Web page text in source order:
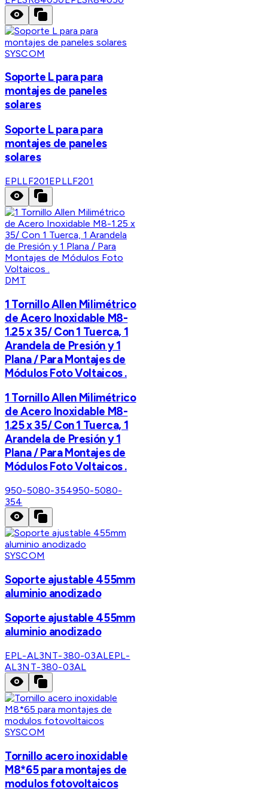
SYSCOM
Soporte L para para
montajes de paneles
solares
Soporte L para para
montajes de paneles
solares
EPLLF201EPLLF201
DMT
1 Tornillo Allen Milimétrico
de Acero Inoxidable M8-
1.25 x 35/ Con 1 Tuerca, 1
Arandela de Presión y 1
Plana / Para Montajes de
Módulos Foto Voltaicos .
1 Tornillo Allen Milimétrico
de Acero Inoxidable M8-
1.25 x 35/ Con 1 Tuerca, 1
Arandela de Presión y 1
Plana / Para Montajes de
Módulos Foto Voltaicos .
950-5080-354950-5080-
354
SYSCOM
Soporte ajustable 455mm
aluminio anodizado
Soporte ajustable 455mm
aluminio anodizado
EPL-AL3NT-380-03ALEPL-
AL3NT-380-03AL
SYSCOM
Tornillo acero inoxidable
M8*65 para montajes de
modulos fotovoltaicos